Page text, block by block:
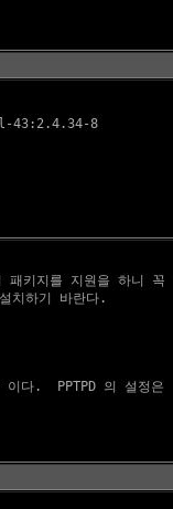
43:2.4.34-8
키지를 지원을 하니 꼭
치하기 바란다.
다.  PPTPD 의 설정은